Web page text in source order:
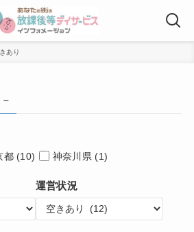
あり
–
都 (10) 神奈川県 (1)
運営状況